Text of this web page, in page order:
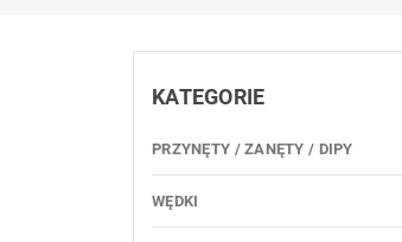
KATEGORIE
PRZYNĘTY / ZANĘTY / DIPY
WĘDKI